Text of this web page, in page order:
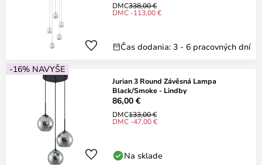
DMC338,00 €
DMC -113,00 €
Čas dodania: 3 - 6 pracovných dní
-16% NAVYŠE
Jurian 3 Round Závěsná Lampa
Black/Smoke - Lindby
86,00 €
DMC133,00 €
DMC -47,00 €
Na sklade